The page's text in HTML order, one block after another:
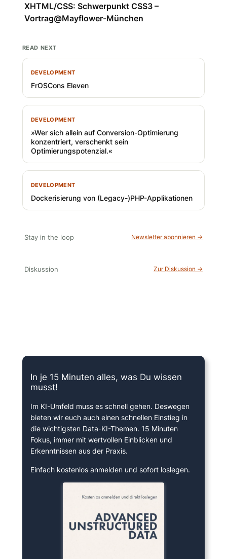
XHTML/CSS: Schwerpunkt CSS3 –
Vortrag@Mayflower-München
READ NEXT
DEVELOPMENT
FrOSCons Eleven
DEVELOPMENT
»Wer sich allein auf Conversion-Optimierung
konzentriert, verschenkt sein
Optimierungspotenzial.«
DEVELOPMENT
Dockerisierung von (Legacy-)PHP-Applikationen
Stay in the loop Newsletter abonnieren →
Diskussion Zur Diskussion →
In je 15 Minuten alles, was Du wissen
musst!
Im KI-Umfeld muss es schnell gehen. Deswegen
bieten wir euch auch einen schnellen Einstieg in
die wichtigsten Data-KI-Themen. 15 Minuten
Fokus, immer mit wertvollen Einblicken und
Erkenntnissen aus der Praxis.
Einfach kostenlos anmelden und sofort loslegen.